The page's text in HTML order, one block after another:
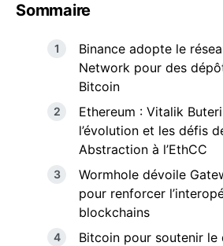
Sommaire
Binance adopte le
Network pour des
Bitcoin
Ethereum : Vitalik
l’évolution et les défis
Abstraction à l’EthCC
Wormhole dévoile
pour renforcer
blockchains
Bitcoin pour soutenir le